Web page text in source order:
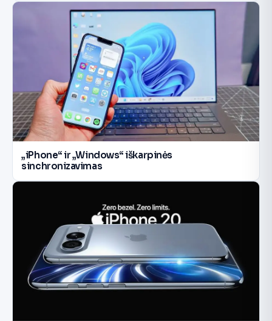
„iPhone“ ir „Windows“ iškarpinės
sinchronizavimas